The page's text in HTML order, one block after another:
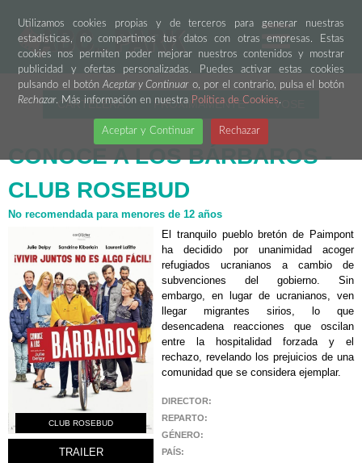
Utilizamos cookies propias y de terceros para generar nuestras
estadísticas, no compartimos tus datos con otras empresas. Estas
cookies nos permiten poder mejorar nuestros contenidos y mostrar
publicidad y ofertas personalizadas. Puedes activar estas cookies
pulsando el botón Aceptar y Continuaro, por el contrario, pulsa el botón
Rechazar. Más información en nuestra Política de Cookies.
Aceptar y Continuar Rechazar
CARTELERA PRÓXIMAMENTE VOSE
CONOCE A LOS BÁRBAROS -
CLUB ROSEBUD
No recomendada para menores de 12 años
CLUB ROSEBUD
TRAILER
El tranquilo pueblo bretón de Paimpont
ha decidido por unanimidad acoger
refugiados ucranianos a cambio de
subvenciones del gobierno. Sin
embargo, en lugar de ucranianos, ven
llegar migrantes sirios, lo que
desencadena reacciones que oscilan
entre la hospitalidad forzada y el
rechazo, revelando los prejuicios de una
comunidad que se considera ejemplar.
DIRECTOR:
REPARTO:
GÉNERO:
PAÍS: